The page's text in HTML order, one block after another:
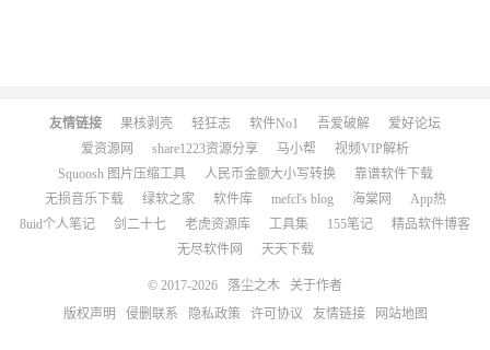
友情链接 果核剥壳 轻狂志 软件No1 吾爱破解
爱好论坛
爱资源网
share1223资源分享 马小帮
视频VIP解析
Squoosh 图片压缩工具
人民币金额大小写转换
靠谱软件下载
无损音乐下载
绿软之家 软件库 mefcl's blog 海棠网
App热
8uid个人笔记
剑二十七 老虎资源库 工具集 155笔记
精品软件博客
无尽软件网
天天下载
© 2017-2026 落尘之木
关于作者
版权声明
侵删联系 隐私政策 许可协议 友情链接 网站地图